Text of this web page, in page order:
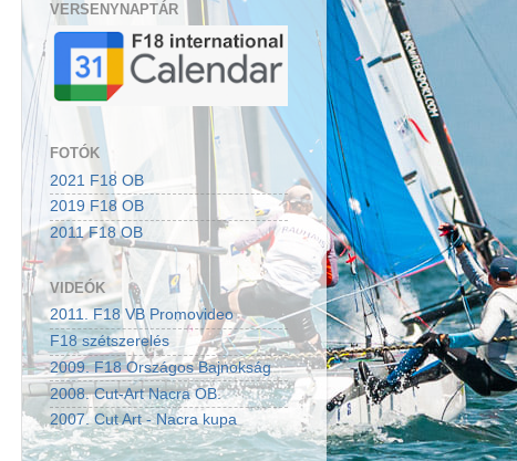
VERSENYNAPTÁR
FOTÓK
2021 F18 OB
2019 F18 OB
2011 F18 OB
VIDEÓK
2011. F18 VB Promovideo
F18 szétszerelés
2009. F18 Országos Bajnokság
2008. Cut-Art Nacra OB.
2007. Cut Art - Nacra kupa